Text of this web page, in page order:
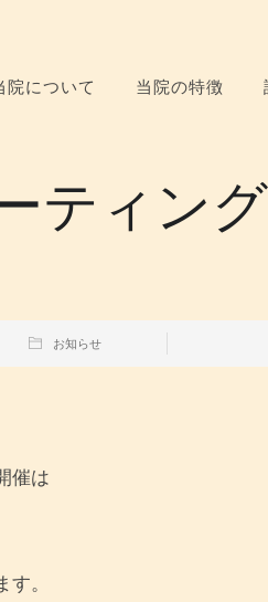
院について 当院の特徴
ティン
お知らせ
催は
。